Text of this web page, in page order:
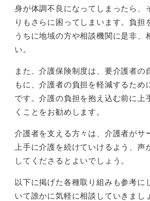
身が体調不良になってしまったら、
りもさらに困ってしまいます。負担
うちに地域の方や相談機関に是非、
い。
また、介護保険制度は、要介護者の
もに、介護者の負担を軽減するため
です。介護の負担を抱え込む前に上
くことをお勧めします。
介護者を支える方々は、介護者がサ
上手に介護を続けていけるよう、声
してくださるとよいでしょう。
以下に掲げた各種取り組みも参考に
いて誰かに気軽に相談していきまし